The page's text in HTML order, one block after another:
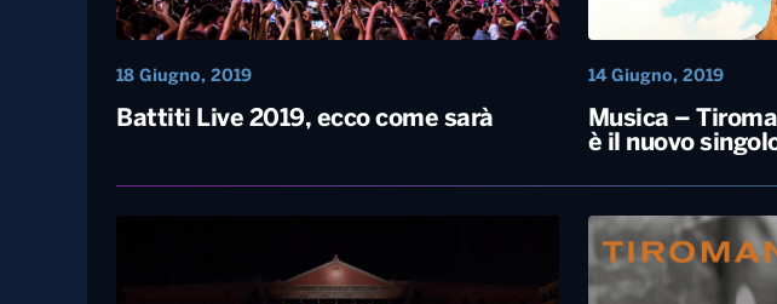
20 Giugno, 2019